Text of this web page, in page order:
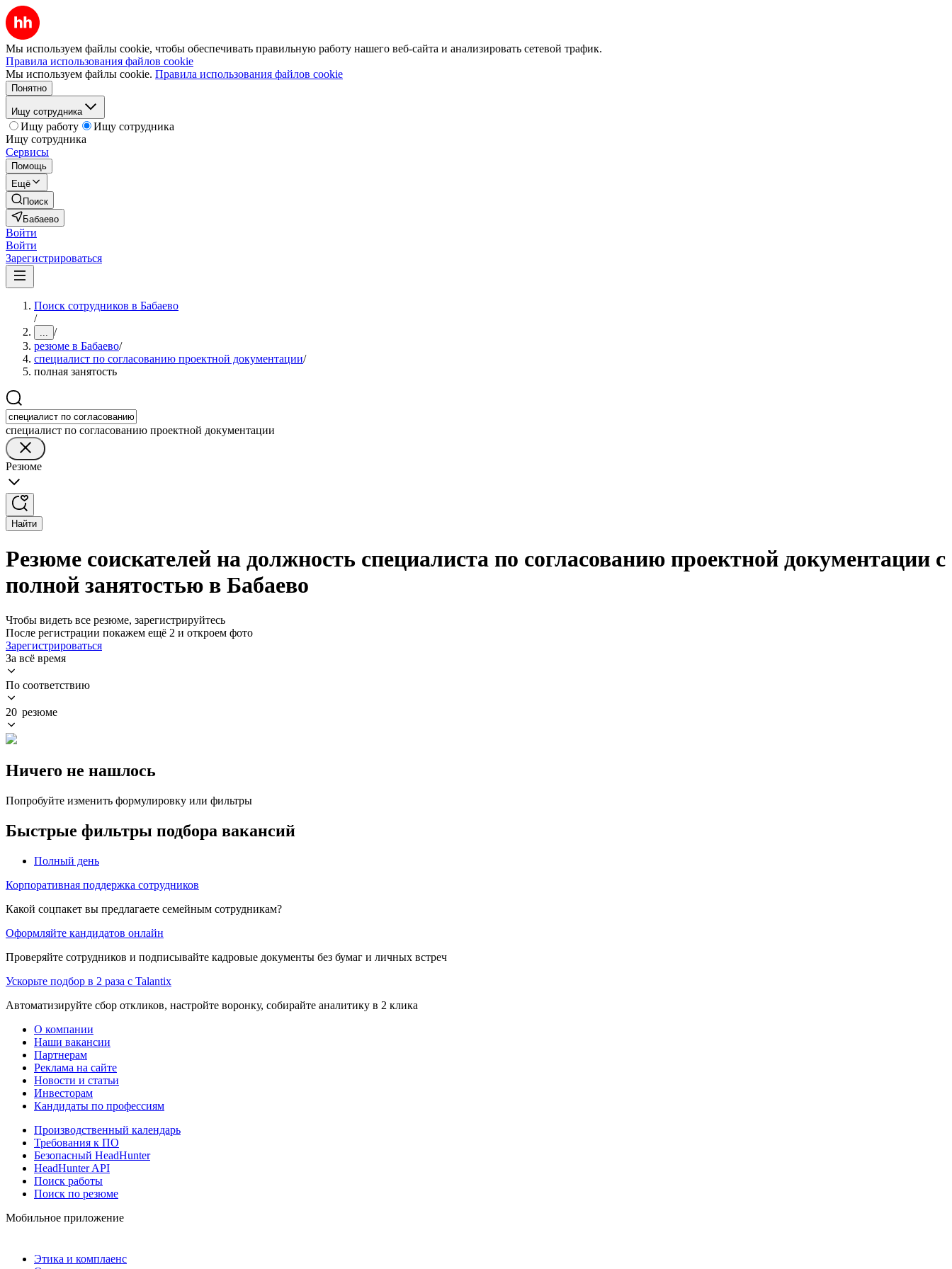
Мы используем файлы cookie, чтобы обеспечивать правильную работу нашего веб-сайта и анализировать сетевой трафик.
Правила использования файлов cookie
Мы используем файлы cookie. Правила использования файлов cookie
Понятно
Ищу сотрудника
Ищу работу
Ищу сотрудника
Ищу сотрудника
Сервисы
Помощь
Ещё
Поиск
Бабаево
Войти
Войти
Зарегистрироваться
Поиск сотрудников в Бабаево
/
... /
резюме в Бабаево/
специалист по согласованию проектной документации/
полная занятость
специалист по согласованию проектной документации
Резюме
Найти
Резюме соискателей на должность специалиста по согласованию проектной документации с
полной занятостью в Бабаево
Чтобы видеть все резюме, зарегистрируйтесь
После регистрации покажем ещё 2 и откроем фото
Зарегистрироваться
За всё время
По соответствию
20 резюме
Ничего не нашлось
Попробуйте изменить формулировку или фильтры
Быстрые фильтры подбора вакансий
Полный день
Корпоративная поддержка сотрудников
Какой соцпакет вы предлагаете семейным сотрудникам?
Оформляйте кандидатов онлайн
Проверяйте сотрудников и подписывайте кадровые документы без бумаг и личных встреч
Ускорьте подбор в 2 раза с Talantix
Автоматизируйте сбор откликов, настройте воронку, собирайте аналитику в 2 клика
О компании
Наши вакансии
Партнерам
Реклама на сайте
Новости и статьи
Инвесторам
Кандидаты по профессиям
Производственный календарь
Требования к ПО
Безопасный HeadHunter
HeadHunter API
Поиск работы
Поиск по резюме
Мобильное приложение
Этика и комплаенс